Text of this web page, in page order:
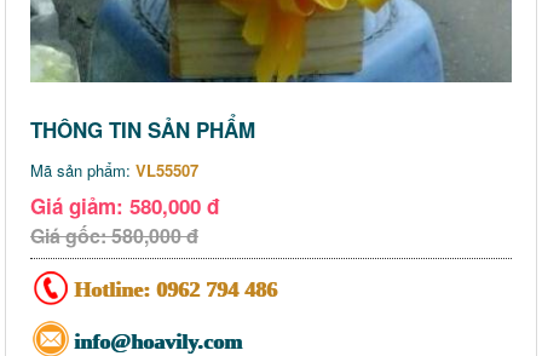
THÔNG TIN SẢN PHẨM
Mã sản phẩm: VL55507
Giá giảm: 580,000 đ
Giá gốc: 580,000 đ
Hotline: 0962 794 486
info@hoavily.com